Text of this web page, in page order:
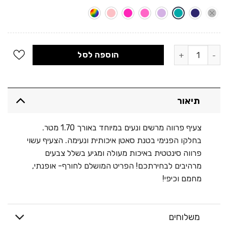
כמות של צעיף פרווה במגוון צבעים הוספה לסל
תיאור
צעיף פרווה מרשים ונעים במיוחד באורך 1.70 מטר.
בחלקו הפנימי בטנת סאטן איכותית ונעימה. הצעיף עשוי
פרווה סינטטית באיכות מעולה ומגיע בשלל צבעים
מרהיבים לבחירתכם! הפריט המושלם לחורף- אופנתי,
מחמם וכיפי!
משלוחים